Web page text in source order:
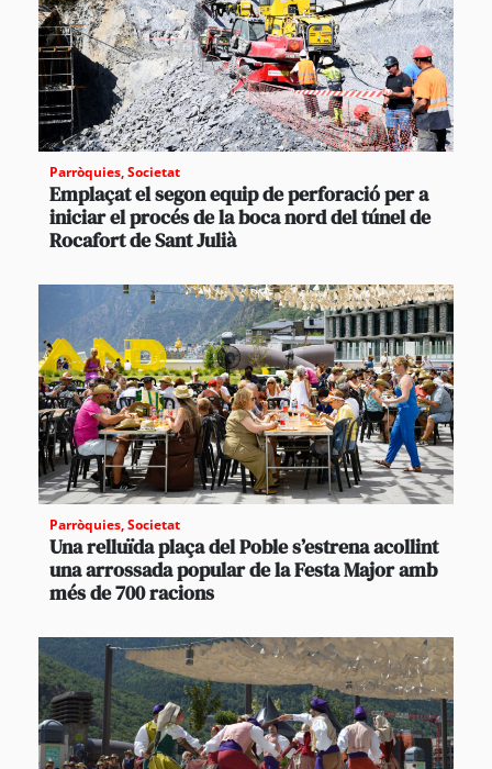
Parròquies,Societat
Emplaçat el segon equip de perforació per a
iniciar el procés de la boca nord del túnel de
Rocafort de Sant Julià
Parròquies,Societat
Una relluïda plaça del Poble s’estrena acollint
una arrossada popular de la Festa Major amb
més de 700 racions